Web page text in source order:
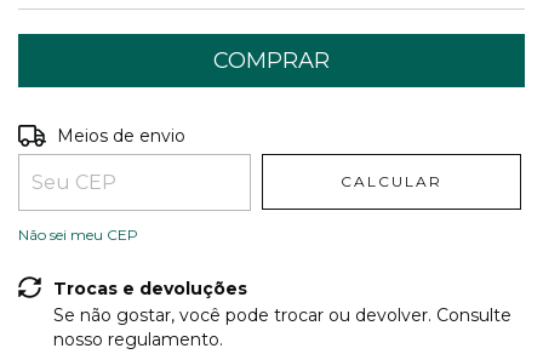
Entregas para o CEP:
Meios de envio
CALCULAR
Não sei meu CEP
Trocas e devoluções
Se não gostar, você pode trocar ou devolver. Consulte
nosso regulamento.